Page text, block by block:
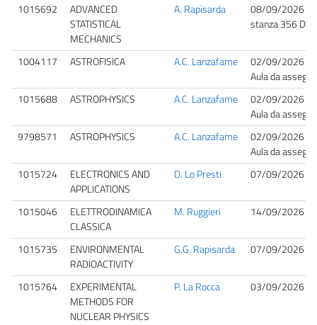
1015692
ADVANCED
STATISTICAL
MECHANICS
A. Rapisarda
08/09/2026
stanza 356 DFA
1004117 ASTROFISICA A.C. Lanzafame
02/09/2026
Aula da
1015688
ASTROPHYSICS A.C. Lanzafame
02/09/2026
Aula da
9798571
ASTROPHYSICS A.C. Lanzafame
02/09/2026
Aula da
1015724
ELECTRONICS AND
APPLICATIONS
D. Lo Presti 07/09/2026
1015046
ELETTRODINAMICA
CLASSICA
M. Ruggieri 14/09/2026
1015735
ENVIRONMENTAL
RADIOACTIVITY
G.G. Rapisarda 07/09/2026
1015764
EXPERIMENTAL
METHODS FOR
NUCLEAR PHYSICS
P. La Rocca 03/09/2026